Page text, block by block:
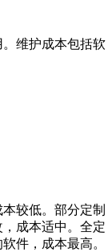
维护成本包括软
较低。部分定制
成本适中。全定
件，成本最高。